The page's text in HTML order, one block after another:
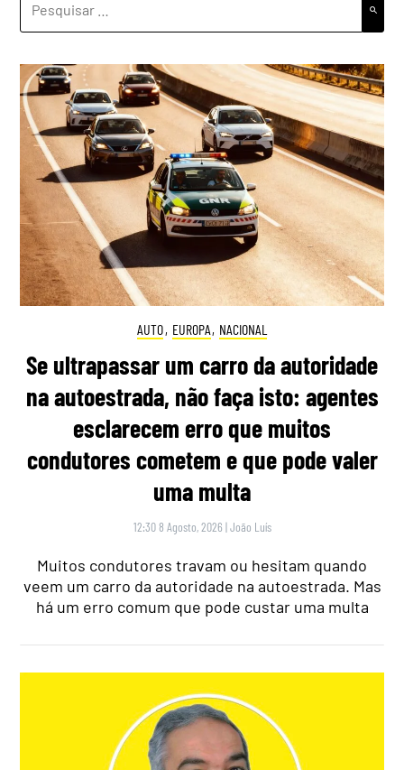
POR:
AUTO, EUROPA, NACIONAL
Se ultrapassar um carro da autoridade
na autoestrada, não faça isto: agentes
esclarecem erro que muitos
condutores cometem e que pode valer
uma multa
12:30 8 Agosto, 2026 |João Luís
Muitos condutores travam ou hesitam quando
veem um carro da autoridade na autoestrada. Mas
há um erro comum que pode custar uma multa